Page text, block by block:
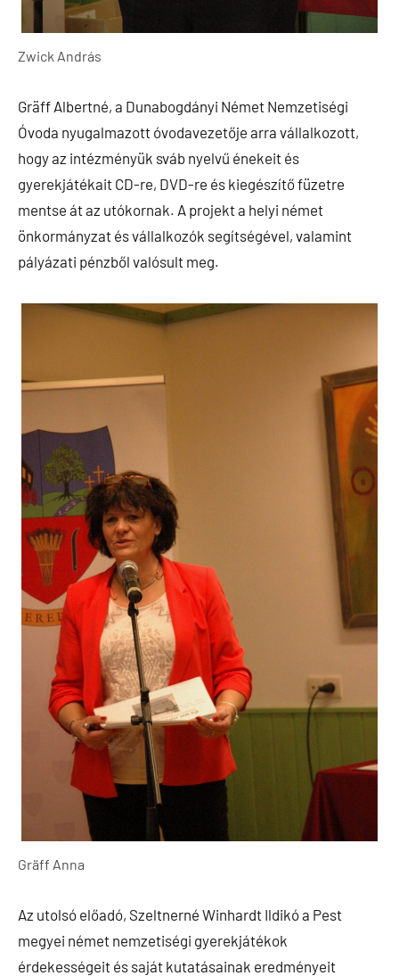
Zwick András
Gräff Albertné, a Dunabogdányi Német Nemzetiségi
Óvoda nyugalmazott óvodavezetője arra vállalkozott,
hogy az intézményük sváb nyelvű énekeit és
gyerekjátékait CD-re, DVD-re és kiegészítő füzetre
mentse át az utókornak. A projekt a helyi német
önkormányzat és vállalkozók segítségével, valamint
pályázati pénzből valósult meg.
Gräff Anna
Az utolsó előadó, Szeltnerné Winhardt Ildikó a Pest
megyei német nemzetiségi gyerekjátékok
érdekességeit és saját kutatásainak eredményeit